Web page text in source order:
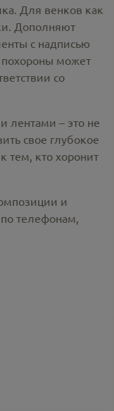
Для венков как
Дополняют
с надписью
похороны может
со
лентами – это не
свое глубокое
тем, кто хоронит
и
телефонам,